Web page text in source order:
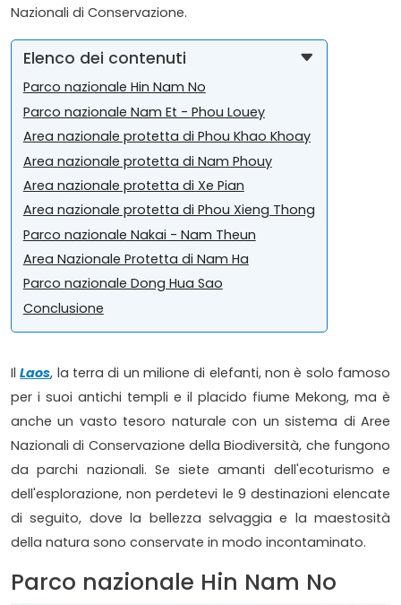
Nazionali di Conservazione.
Elenco dei contenuti
Parco nazionale Hin Nam No
Parco nazionale Nam Et - Phou Louey
Area nazionale protetta di Phou Khao Khoay
Area nazionale protetta di Nam Phouy
Area nazionale protetta di Xe Pian
Area nazionale protetta di Phou Xieng Thong
Parco nazionale Nakai - Nam Theun
Area Nazionale Protetta di Nam Ha
Parco nazionale Dong Hua Sao
Conclusione
IlLaos, la terra di un milione di elefanti, non è solo famoso
per i suoi antichi templi e il placido fiume Mekong, ma è
anche un vasto tesoro naturale con un sistema di Aree
Nazionali di Conservazione della Biodiversità, che fungono
da parchi nazionali. Se siete amanti dell'ecoturismo e
dell'esplorazione, non perdetevi le 9 destinazioni elencate
di seguito, dove la bellezza selvaggia e la maestosità
della natura sono conservate in modo incontaminato.
Parco nazionale Hin Nam No